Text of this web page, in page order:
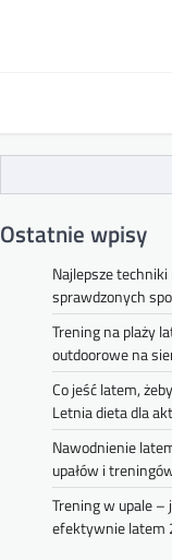
Ostatnie wpisy
Najlepsze
sprawdzonych
Trening na plaży
outdoorowe na
Co jeść latem,
Letnia dieta dla
Nawodnienie
upałów i
Trening w upale –
efektywnie latem